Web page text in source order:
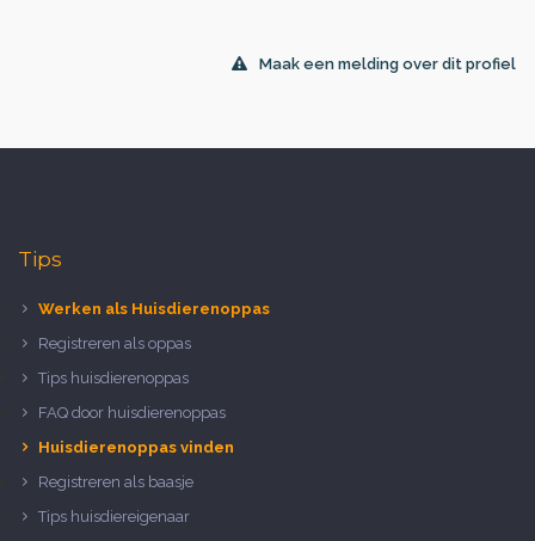
Maak een melding over dit profiel
Tips
Werken als Huisdierenoppas
Registreren als oppas
Tips huisdierenoppas
FAQ door huisdierenoppas
Huisdierenoppas vinden
Registreren als baasje
Tips huisdiereigenaar